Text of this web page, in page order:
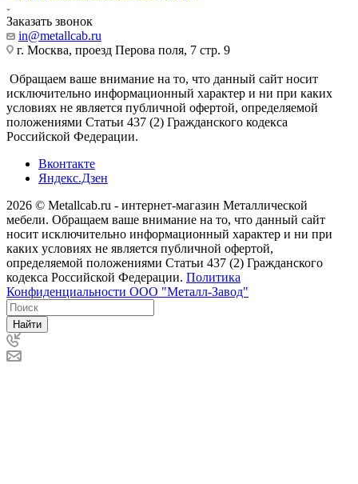
Заказать звонок
in@metallcab.ru
г. Москва, проезд Перова поля, 7 стр. 9
Обращаем ваше внимание на то, что данный сайт носит
исключительно информационный характер и ни при каких
условиях не является публичной офертой, определяемой
положениями Статьи 437 (2) Гражданского кодекса
Российской Федерации.
Вконтакте
Яндекс.Дзен
2026 © Metallcab.ru - интернет-магазин Металлической
мебели. Обращаем ваше внимание на то, что данный сайт
носит исключительно информационный характер и ни при
каких условиях не является публичной офертой,
определяемой положениями Статьи 437 (2) Гражданского
кодекса Российской Федерации. Политика
Конфиденциальности ООО "Металл-Завод"
Найти